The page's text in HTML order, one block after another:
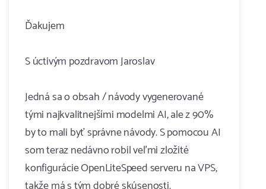
Ďakujem
S úctivým pozdravom Jaroslav
Jedná sa o obsah / návody vygenerované
tými najkvalitnejšími modelmi AI, ale z 90%
by to mali byť správne návody. S pomocou AI
som teraz nedávno robil veľmi zložité
konfigurácie OpenLiteSpeed serveru na VPS,